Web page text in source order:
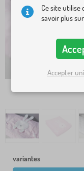
variantes
Ce site utilise
savoir plus
Accepter